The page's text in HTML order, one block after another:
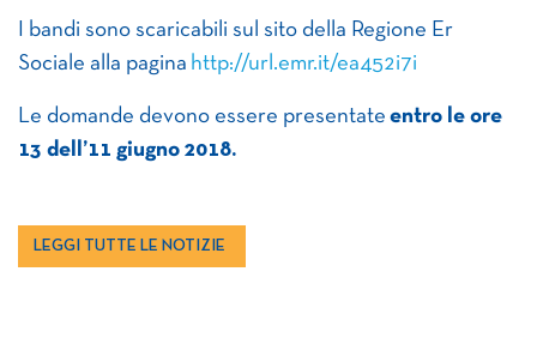
I bandi sono scaricabili sul sito della Regione Er
Sociale alla pagina http://url.emr.it/ea452i7i
Le domande devono essere presentate entro le ore
13 dell’11 giugno 2018.
LEGGI TUTTE LE NOTIZIE